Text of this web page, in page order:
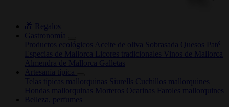
🎁 Regalos
Gastronomía
Productos ecológicos Aceite de oliva Sobrasada Quesos Paté
Especias de Mallorca Licores tradicionales Vinos de Mallorca
Almendra de Mallorca Galletas
Artesanía típica
Telas típicas mallorquinas Siurells Cuchillos mallorquines
Hondas mallorquinas Morteros Ocarinas Faroles mallorquines
Belleza, perfumes